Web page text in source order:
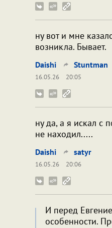
ну вот и мне
возникла. Бывает.
Daishi Stuntman
16.05.26
20:05
ну да, а я искал
не находил.....
Daishi satyr
16.05.26
20:06
И перед
особенности.